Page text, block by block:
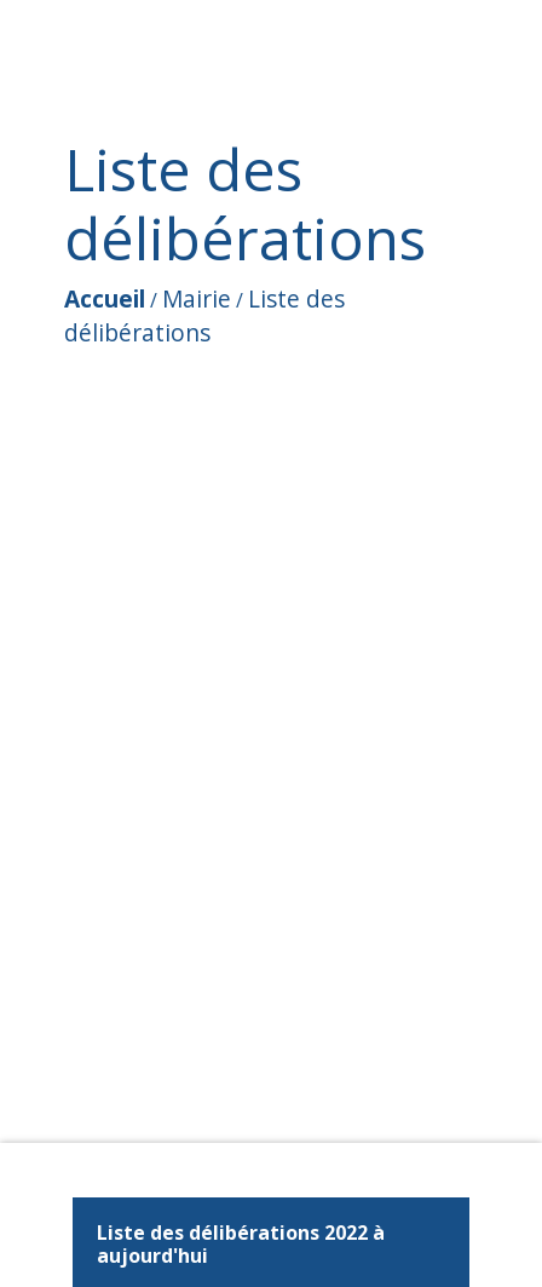
Liste des
délibérations
Accueil / Mairie / Liste des
délibérations
Liste des délibérations 2022 à
aujourd'hui